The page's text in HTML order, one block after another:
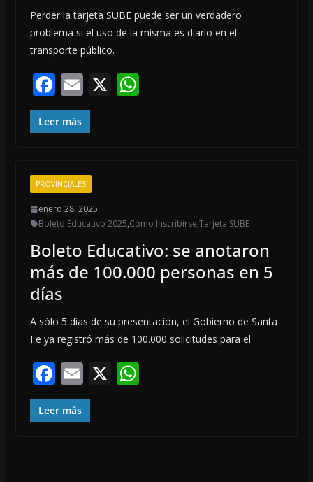
Perder la tarjeta SUBE puede ser un verdadero
problema si el uso de la misma es diario en el
transporte público.
F
ac
e
o
o
k
E
m
ai
X W
p
Leer más
PROVINCIALES
enero 28, 2025
Boleto Educativo 2025,Cómo Inscribirse,Tarjeta SUBE
Boleto Educativo: se anotaron
más de 100.000 personas en 5
días
A sólo 5 días de su presentación, el Gobierno de Santa
Fe ya registró más de 100.000 solicitudes para el
F
ac
e
E
m
ai
X W
Leer más